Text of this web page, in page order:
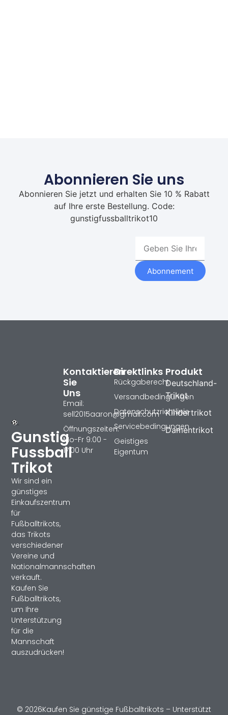
Abonnieren Sie uns
Abonnieren Sie jetzt und erhalten Sie 10 % Rabatt
auf Ihre erste Bestellung. Code:
gunstigfussballtrikot10
Abonnement
Gunstig
Fussball
Trikot
Wir sind ein
günstiges
Einkaufszentrum
für
Fußballtrikots,
das Trikots
verschiedener
Vereine und
Nationalmannschaften
verkauft.
Kaufen Sie
Fußballtrikots,
um Ihre
Unterstützung
für die
Mannschaft
auszudrücken!
Produkt
Deutschland-
Trikot
Kindertrikot
Damentrikot
Direktlinks
Rückgaberecht
Versandbedingungen
Datenschutzrichtlinie
Servicebedingungen
Geistiges
Eigentum
Kontaktieren
Sie
Uns
Email:
sell2015aaron@gmail.com
Öffnungszeiten:
Mo-Fr 9:00 -
17:00 Uhr
© 2026Kaufen Sie günstige Fußballtrikots – Unterstützt